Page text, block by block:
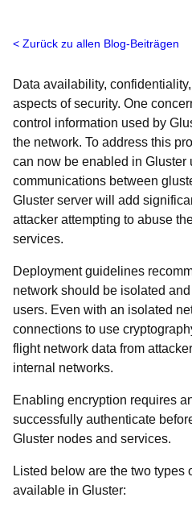
Zurück zu allen Blog-Beiträgen
Data availability,
aspects of security. One
control information used by
the network. To address this
can now be enabled in Gluster
communications between
Gluster server will add
attacker attempting to abuse
services.
Deployment guidelines
network should be isolated
users. Even with an isolated
connections to use
flight network data from
internal networks.
Enabling encryption requires
successfully authenticate
Gluster nodes and services.
Listed below are the two types
available in Gluster: